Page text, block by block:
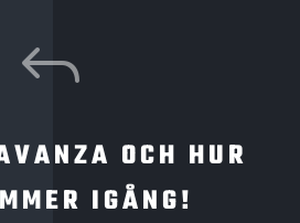
J
OCH HUR
IGÅNG!